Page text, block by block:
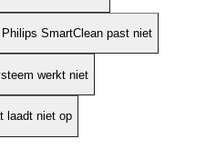
SmartClean past niet
werkt niet
laadt niet op